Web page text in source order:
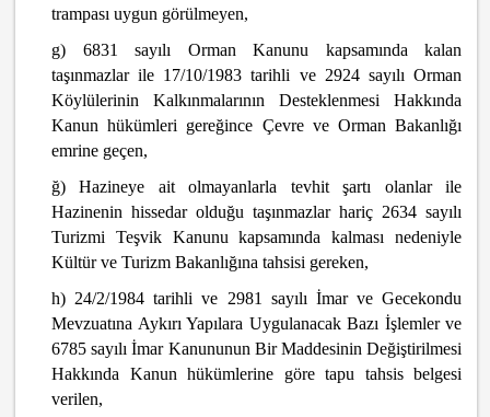
trampası uygun görülmeyen,
g) 6831 sayılı Orman Kanunu kapsamında kalan
taşınmazlar ile 17/10/1983 tarihli ve 2924 sayılı Orman
Köylülerinin Kalkınmalarının Desteklenmesi Hakkında
Kanun hükümleri gereğince Çevre ve Orman Bakanlığı
emrine geçen,
ğ) Hazineye ait olmayanlarla tevhit şartı olanlar ile
Hazinenin hissedar olduğu taşınmazlar hariç 2634 sayılı
Turizmi Teşvik Kanunu kapsamında kalması nedeniyle
Kültür ve Turizm Bakanlığına tahsisi gereken,
h) 24/2/1984 tarihli ve 2981 sayılı İmar ve Gecekondu
Mevzuatına Aykırı Yapılara Uygulanacak Bazı İşlemler ve
6785 sayılı İmar Kanununun Bir Maddesinin Değiştirilmesi
Hakkında Kanun hükümlerine göre tapu tahsis belgesi
verilen,